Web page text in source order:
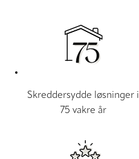
Skreddersydde løsninger i
75 vakre år